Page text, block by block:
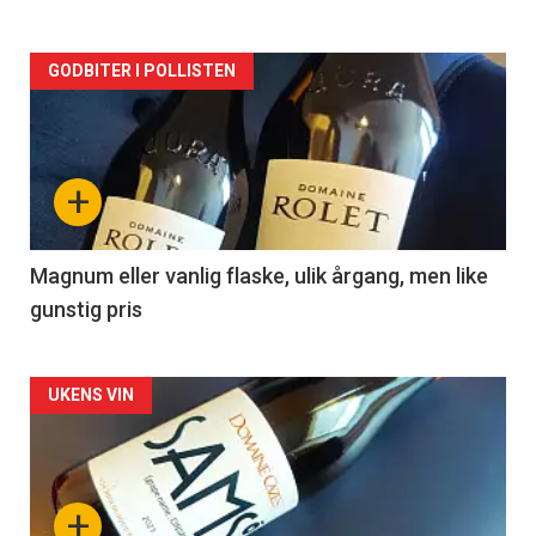
Forsiden
akkurat
nå
3
+
GODBITER I POLLISTEN
Magnum eller vanlig flaske, ulik årgang, men like
gunstig pris
Forsiden
akkurat
nå+
UKENS VIN